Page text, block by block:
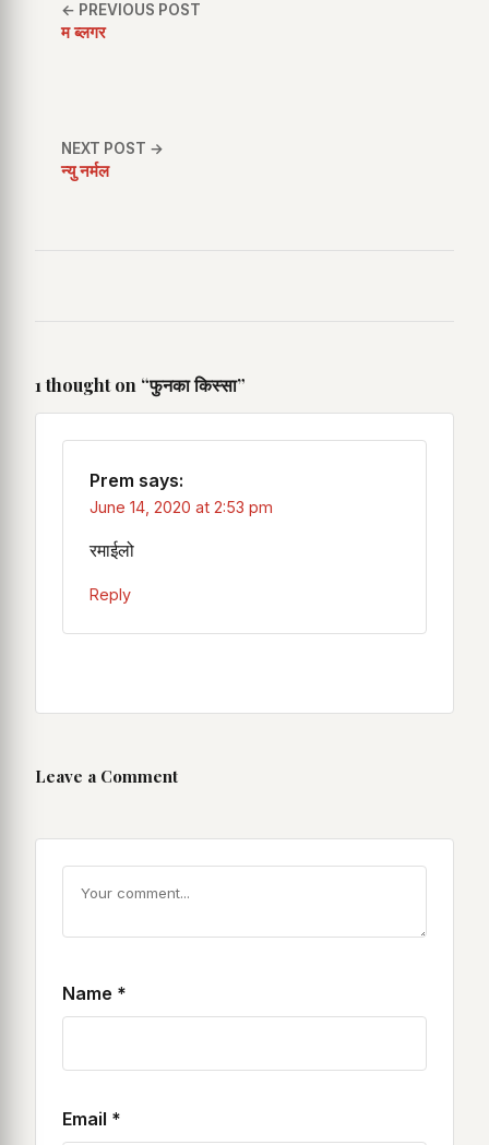
← PREVIOUS POST
म ब्लगर
NEXT POST →
न्यु नर्मल
1 thought on “फुनका किस्सा”
Prem says:
June 14, 2020 at 2:53 pm
रमाईलो
Reply
Leave a Comment
Name *
Email *